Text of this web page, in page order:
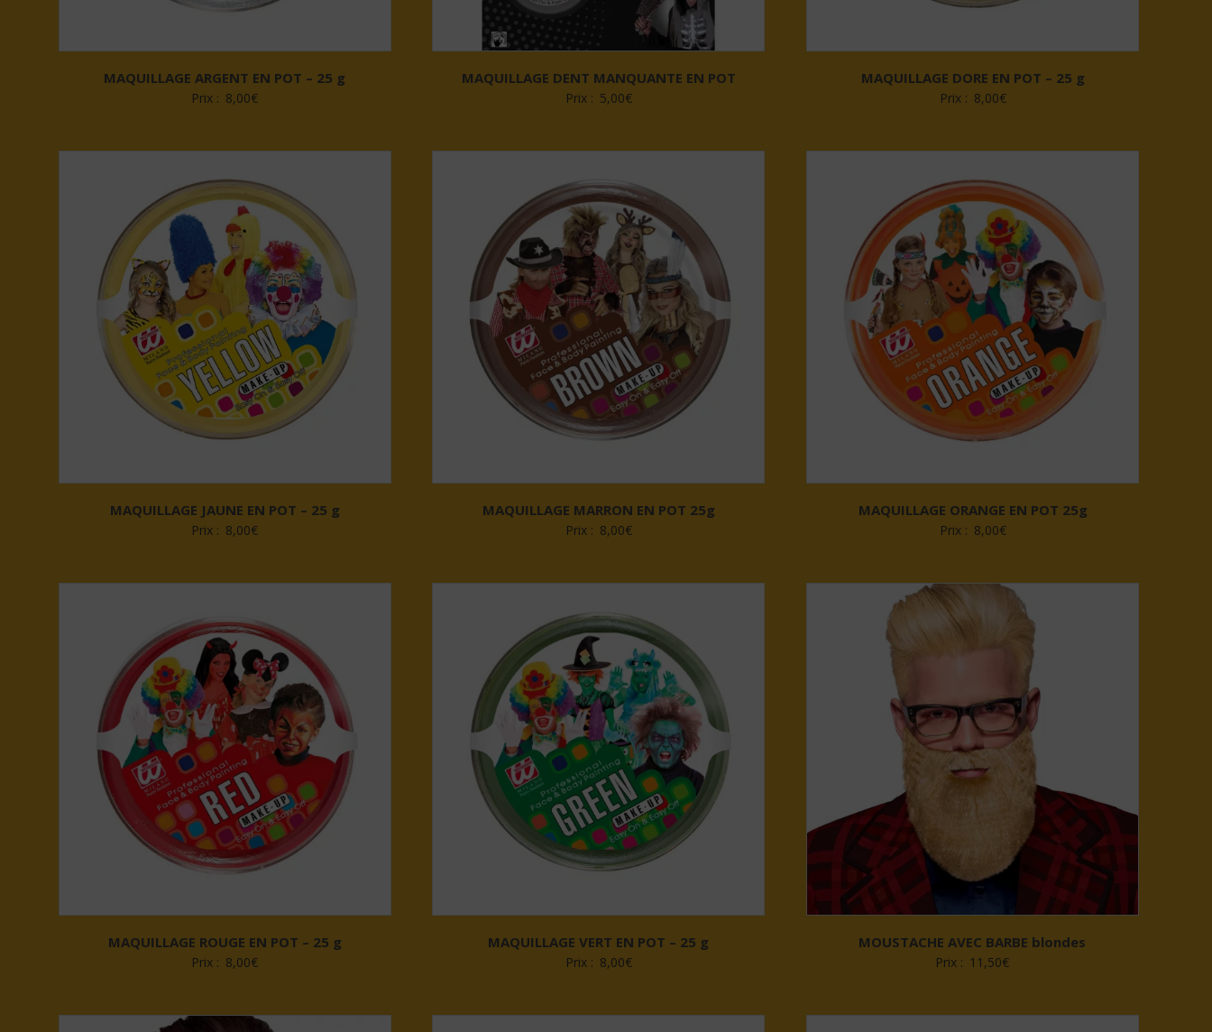
MAQUILLAGE ARGENT EN POT – 25 g
Prix : 8,00€
MAQUILLAGE DENT MANQUANTE EN POT
Prix : 5,00€
MAQUILLAGE DORE EN POT – 25 g
Prix : 8,00€
MAQUILLAGE JAUNE EN POT – 25 g
Prix : 8,00€
MAQUILLAGE MARRON EN POT 25g
Prix : 8,00€
MAQUILLAGE ORANGE EN POT 25g
Prix : 8,00€
MAQUILLAGE ROUGE EN POT – 25 g
Prix : 8,00€
MAQUILLAGE VERT EN POT – 25 g
Prix : 8,00€
MOUSTACHE AVEC BARBE blondes
Prix : 11,50€